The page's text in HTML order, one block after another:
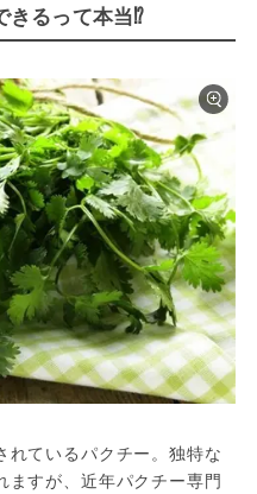
きるって本当⁉
れているパクチー。独特な
ますが、近年パクチー専門